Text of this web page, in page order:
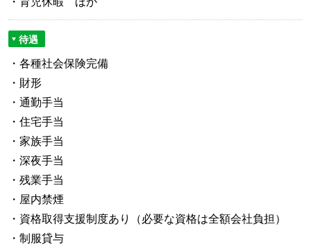
待遇
・各種社会保険完備
・財形
・通勤手当
・住宅手当
・家族手当
・深夜手当
・残業手当
・屋内禁煙
・資格取得支援制度あり（必要な資格は全額会社負担）
・制服貸与